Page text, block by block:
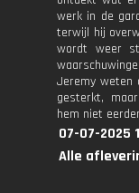
werk in de
terwijl hij
wordt weer
Jeremy weten
gesterkt,
hem niet
07-07-2025
Alle